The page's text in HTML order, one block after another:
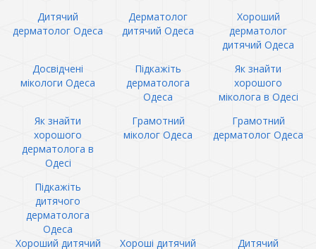
Дитячий
дерматолог Одеса
Дерматолог
дитячий Одеса
Хороший
дерматолог
дитячий Одеса
Досвідчені
мікологи Одеса
Підкажіть
дерматолога
Одеса
Як знайти
хорошого
міколога в Одесі
Як знайти
хорошого
дерматолога в
Одесі
Грамотний
міколог Одеса
Грамотний
дерматолог Одеса
Підкажіть
дитячого
дерматолога
Одеса
Хороший дитячий
Хороші дитячий Дитячий